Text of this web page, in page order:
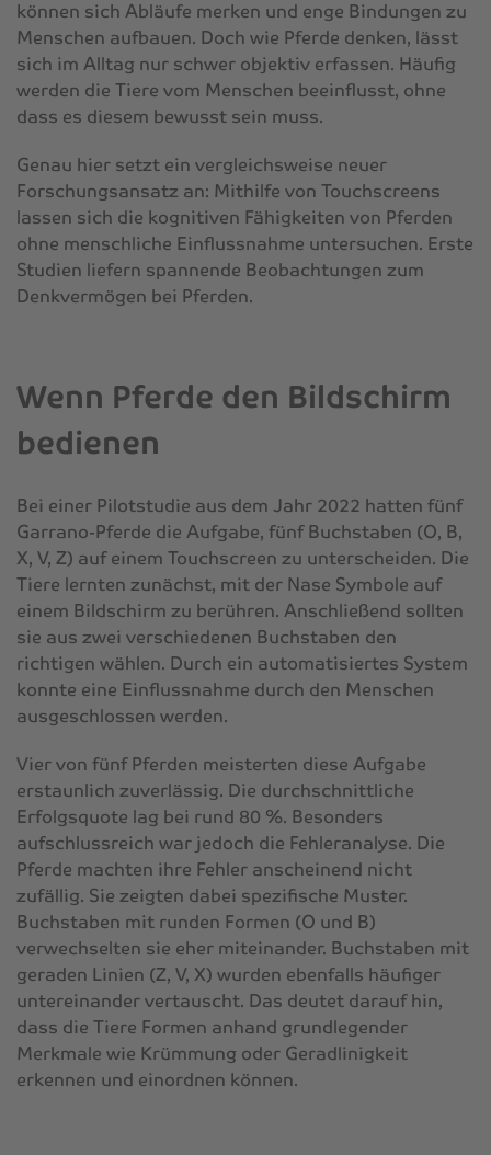
können sich Abläufe merken und enge Bindungen zu
Menschen aufbauen. Doch wie Pferde denken, lässt
sich im Alltag nur schwer objektiv erfassen. Häufig
werden die Tiere vom Menschen beeinflusst, ohne
dass es diesem bewusst sein muss.
Genau hier setzt ein vergleichsweise neuer
Forschungsansatz an: Mithilfe von Touchscreens
lassen sich die kognitiven Fähigkeiten von Pferden
ohne menschliche Einflussnahme untersuchen. Erste
Studien liefern spannende Beobachtungen zum
Denkvermögen bei Pferden.
Wenn Pferde den Bildschirm
bedienen
Bei einer Pilotstudie aus dem Jahr 2022 hatten fünf
Garrano-Pferde die Aufgabe, fünf Buchstaben (O, B,
X, V, Z) auf einem Touchscreen zu unterscheiden. Die
Tiere lernten zunächst, mit der Nase Symbole auf
einem Bildschirm zu berühren. Anschließend sollten
sie aus zwei verschiedenen Buchstaben den
richtigen wählen. Durch ein automatisiertes System
konnte eine Einflussnahme durch den Menschen
ausgeschlossen werden.
Vier von fünf Pferden meisterten diese Aufgabe
erstaunlich zuverlässig. Die durchschnittliche
Erfolgsquote lag bei rund 80 %. Besonders
aufschlussreich war jedoch die Fehleranalyse. Die
Pferde machten ihre Fehler anscheinend nicht
zufällig. Sie zeigten dabei spezifische Muster.
Buchstaben mit runden Formen (O und B)
verwechselten sie eher miteinander. Buchstaben mit
geraden Linien (Z, V, X) wurden ebenfalls häufiger
untereinander vertauscht. Das deutet darauf hin,
dass die Tiere Formen anhand grundlegender
Merkmale wie Krümmung oder Geradlinigkeit
erkennen und einordnen können.